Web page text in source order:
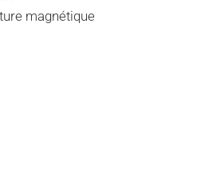
magnétique